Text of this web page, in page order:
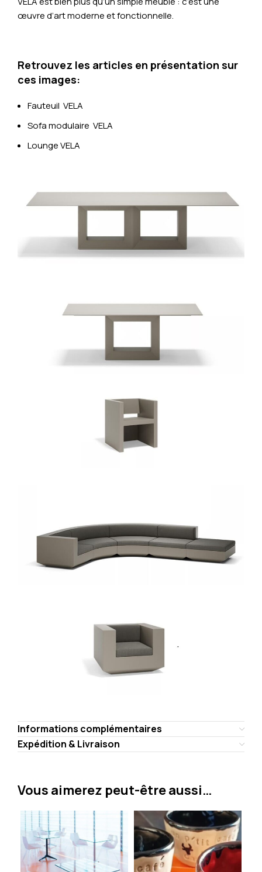
œuvre d’art moderne et fonctionnelle.
Retrouvez les articles en présentation sur
ces images:
Fauteuil VELA
Sofa modulaire VELA
Lounge VELA
Informations complémentaires
Expédition & Livraison
Vous aimerez peut-être aussi…